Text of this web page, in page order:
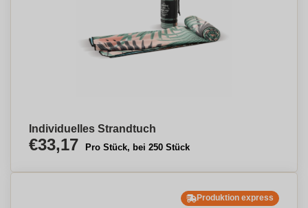
Individuelles Strandtuch
€33,17 Pro Stück, bei 250 Stück
Produktion express